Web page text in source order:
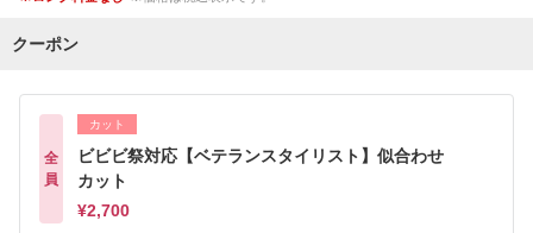
クーポン
全
員
カット
ビビビ祭対応【ベテランスタイリスト】似合わせ
カット
¥2,700